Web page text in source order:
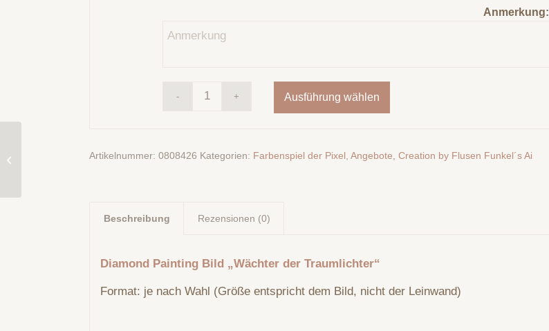
Anmerkung:
Ausführung wählen
Artikelnummer: 0808426 Kategorien: Farbenspiel der Pixel Angebote Creation by Flusen Funkel´s Ai
Beschreibung Rezensionen (0)
Diamond Painting Bild „Wächter der Traumlichter“
Format: je nach Wahl (Größe entspricht dem Bild, nicht der Leinwand)
„Blutmondreiter“ 135